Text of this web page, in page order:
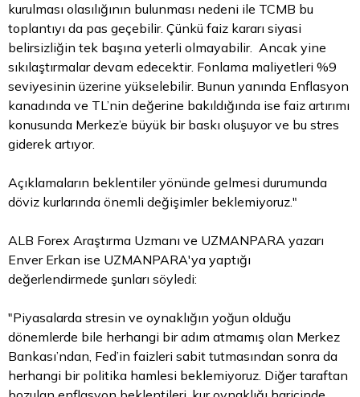
kurulması olasılığının bulunması nedeni ile TCMB bu
toplantıyı da pas geçebilir. Çünkü faiz kararı siyasi
belirsizliğin tek başına yeterli olmayabilir. Ancak yine
sıkılaştırmalar devam edecektir. Fonlama maliyetleri %9
seviyesinin üzerine yükselebilir. Bunun yanında Enflasyon
kanadında ve TL’nin değerine bakıldığında ise faiz artırımı
konusunda Merkez’e büyük bir baskı oluşuyor ve bu stres
giderek artıyor.
Açıklamaların beklentiler yönünde gelmesi durumunda
döviz kurlarında önemli değişimler beklemiyoruz."
ALB Forex Araştırma Uzmanı ve UZMANPARA yazarı
Enver Erkan ise UZMANPARA'ya yaptığı
değerlendirmede şunları söyledi:
"Piyasalarda stresin ve oynaklığın yoğun olduğu
dönemlerde bile herhangi bir adım atmamış olan Merkez
Bankası’ndan, Fed’in faizleri sabit tutmasından sonra da
herhangi bir politika hamlesi beklemiyoruz. Diğer taraftan